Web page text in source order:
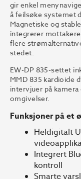
gir enkel
å feilsøke systemet
Magnetiske og
integrerer
flere
stedet.
EW-DP 835-settet
MMD 835 kardioide
intervjuer på
omgivelser.
Funksjoner på et
Heldigitalt
Integrert
kontroll